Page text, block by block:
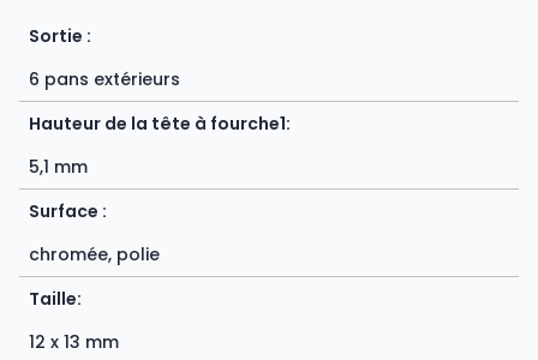
Sortie :
6 pans extérieurs
Hauteur de la tête à fourche1:
5,1 mm
Surface :
chromée, polie
Taille:
12 x 13 mm